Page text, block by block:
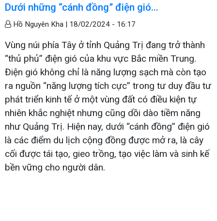
Dưới những “cánh đồng” điện gió...
Hồ Nguyên Kha | 18/02/2024 - 16:17
Vùng núi phía Tây ở tỉnh Quảng Trị đang trở thành
“thủ phủ” điện gió của khu vực Bắc miền Trung.
Điện gió không chỉ là năng lượng sạch mà còn tạo
ra nguồn “năng lượng tích cực” trong tư duy đầu tư
phát triển kinh tế ở một vùng đất có điều kiện tự
nhiên khắc nghiệt nhưng cũng dồi dào tiềm năng
như Quảng Trị. Hiện nay, dưới “cánh đồng” điện gió
là các điểm du lịch cộng đồng được mở ra, là cây
cối được tái tạo, gieo trồng, tạo việc làm và sinh kế
bền vững cho người dân.